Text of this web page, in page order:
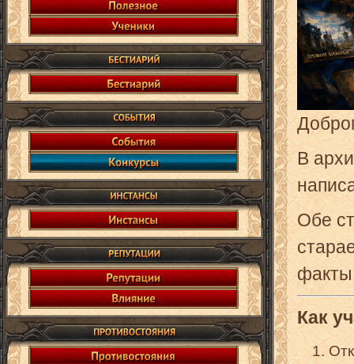
В
Обе
факты
Как